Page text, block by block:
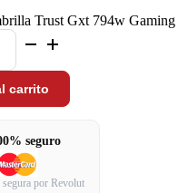
Trust Gxt 794w Gaming
carrito
seguro
por Revolut